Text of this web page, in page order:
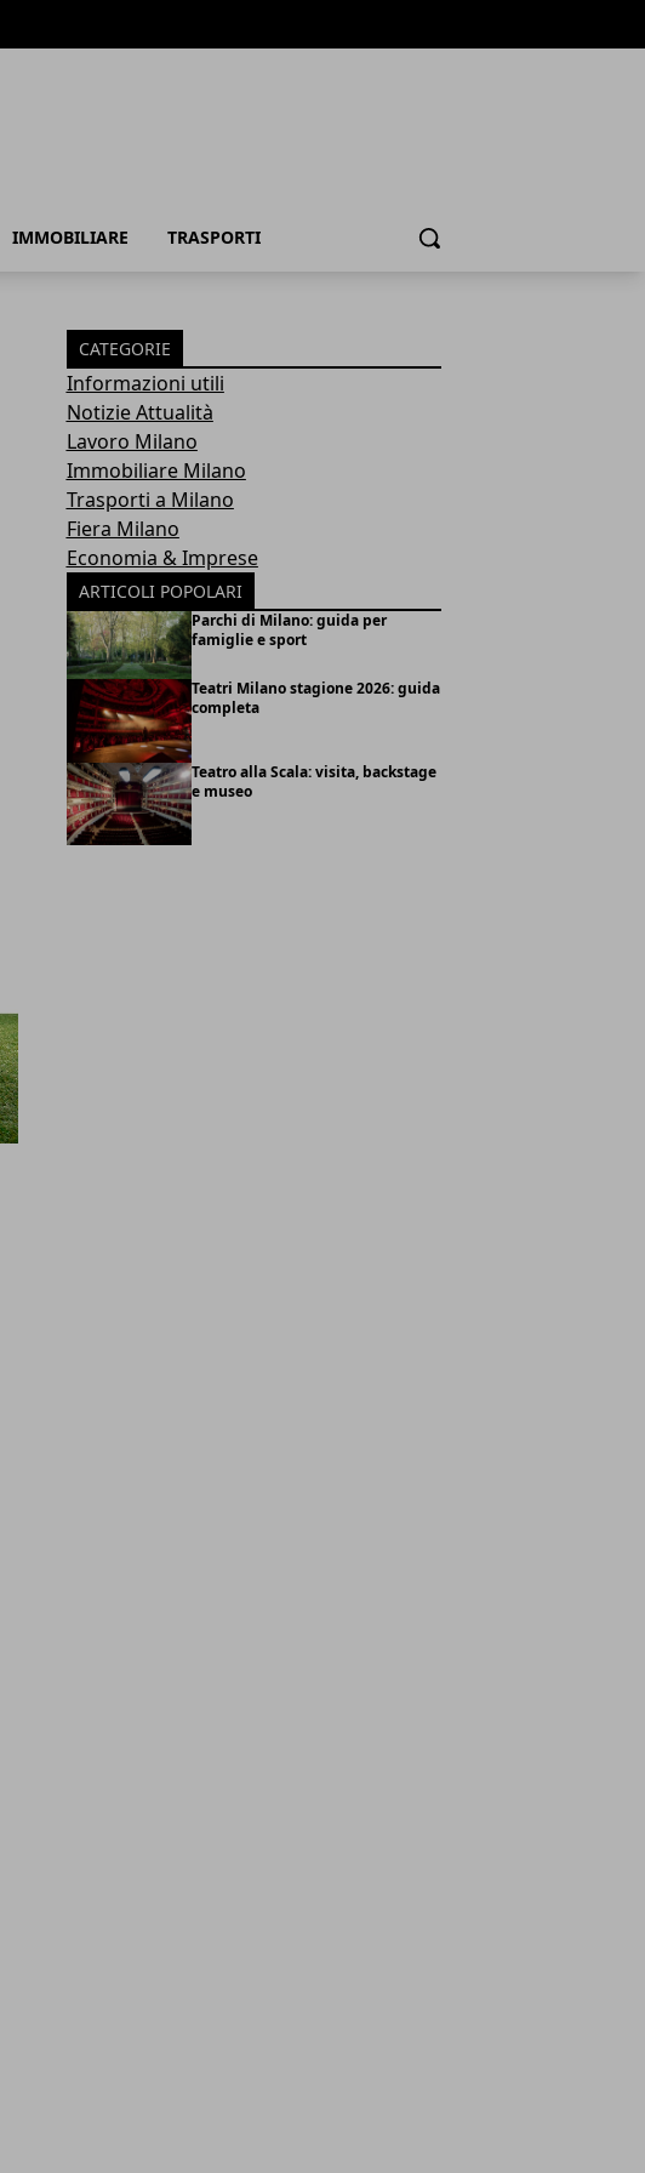
IMMOBILIARE TRASPORTI Cerca
CATEGORIE
Informazioni utili
Notizie Attualità
Lavoro Milano
Immobiliare Milano
Trasporti a Milano
Fiera Milano
Economia & Imprese
ARTICOLI POPOLARI
Parchi di Milano: guida per
famiglie e sport
Teatri Milano stagione 2026: guida
completa
Teatro alla Scala: visita, backstage
e museo